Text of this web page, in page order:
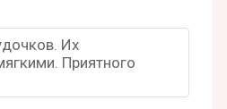
Их
Приятного